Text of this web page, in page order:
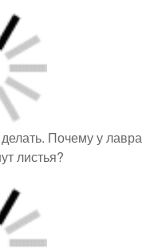
Почему у лавра
листья?